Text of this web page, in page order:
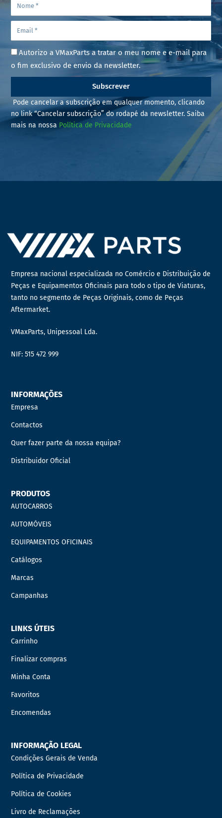
Autorizo a VMaxParts a tratar o meu nome e e-mail para
o fim exclusivo de envio da newsletter.
Subscrever
Pode cancelar a subscrição em qualquer momento, clicando
no link “Cancelar subscrição” do rodapé da newsletter. Saiba
mais na nossa Política de Privacidade
Empresa nacional especializada no Comércio e Distribuição de
Peças e Equipamentos Oficinais para todo o tipo de Viaturas,
tanto no segmento de Peças Originais, como de Peças
Aftermarket.
VMaxParts, Unipessoal Lda.
NIF: 515 472 999
INFORMAÇÕES
Empresa
Contactos
Quer fazer parte da nossa equipa?
Distribuidor Oficial
PRODUTOS
AUTOCARROS
AUTOMÓVEIS
EQUIPAMENTOS OFICINAIS
Catálogos
Marcas
Campanhas
LINKS ÚTEIS
Carrinho
Finalizar compras
Minha Conta
Favoritos
Encomendas
INFORMAÇÃO LEGAL
Condições Gerais de Venda
Política de Privacidade
Política de Cookies
Livro de Reclamações